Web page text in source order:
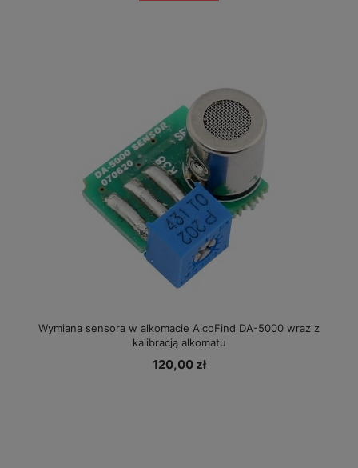
Wymiana sensora w alkomacie AlcoFind DA-5000 wraz z
kalibracją alkomatu
120,00 zł